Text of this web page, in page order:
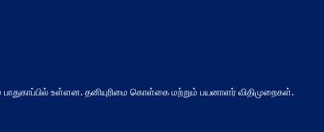
உள்ளன. தனியுரிமை கொள்கை மற்றும் பயனாளர் விதிமுறைகள்.